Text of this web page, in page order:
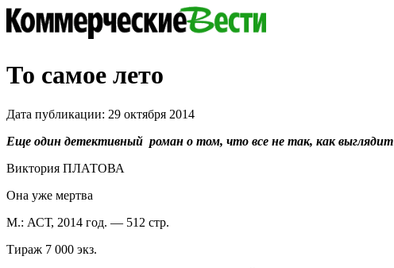
То самое лето
Дата публикации: 29 октября 2014
Еще один детективный роман о том, что все не так, как выглядит
Виктория ПЛАТОВА
Она уже мертва
М.: АСТ, 2014 год. — 512 стр.
Тираж 7 000 экз.